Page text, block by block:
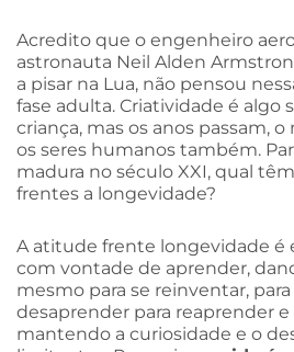
Acredito que o engenheiro
astronauta Neil Alden
a pisar na Lua, não pensou
fase adulta. Criatividade é algo
criança, mas os anos passam,
os seres humanos também.
madura no século XXI, qual
frentes a longevidade?
A atitude frente longevidade é
com vontade de aprender,
mesmo para se reinventar,
desaprender para reaprender
mantendo a curiosidade e o